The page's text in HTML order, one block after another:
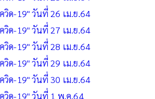
วิด-19" วันที่ 26 เม.ย.64
วิด-19" วันที่ 27 เม.ย.64
วิด-19" วันที่ 28 เม.ย.64
วิด-19" วันที่ 29 เม.ย.64
วิด-19" วันที่ 30 เม.ย.64
ควิด-19" วันที่ 1 พ.ค.64